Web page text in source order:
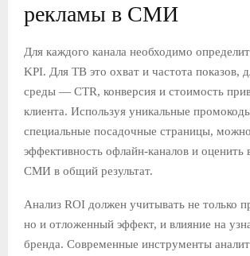
рекламы в СМИ
Для каждого канала необходимо
KPI. Для ТВ это охват и частота показов,
среды — CTR, конверсия и стоимость
клиента. Используя уникальные
специальные посадочные страницы,
эффективность офлайн-каналов и оценить
СМИ в общий результат.
Анализ ROI должен учитывать не только
но и отложенный эффект, и влияние на
бренда. Современные инструменты